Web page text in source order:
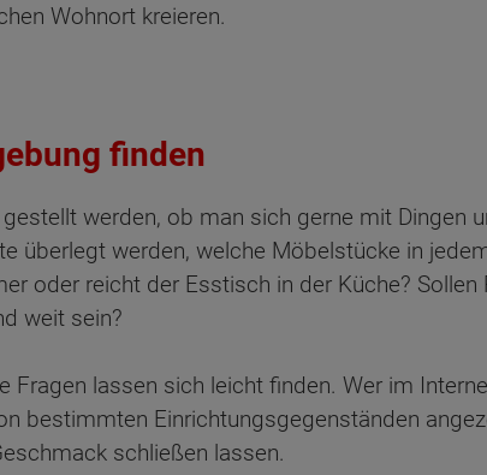
Wohnort kreieren.
finden
werden, ob man sich gerne mit Dingen
überlegt werden, welche Möbelstücke in
oder reicht der Esstisch in der Küche?
weit sein?
Fragen lassen sich leicht finden. Wer im
bestimmten Einrichtungsgegenständen
schließen lassen.